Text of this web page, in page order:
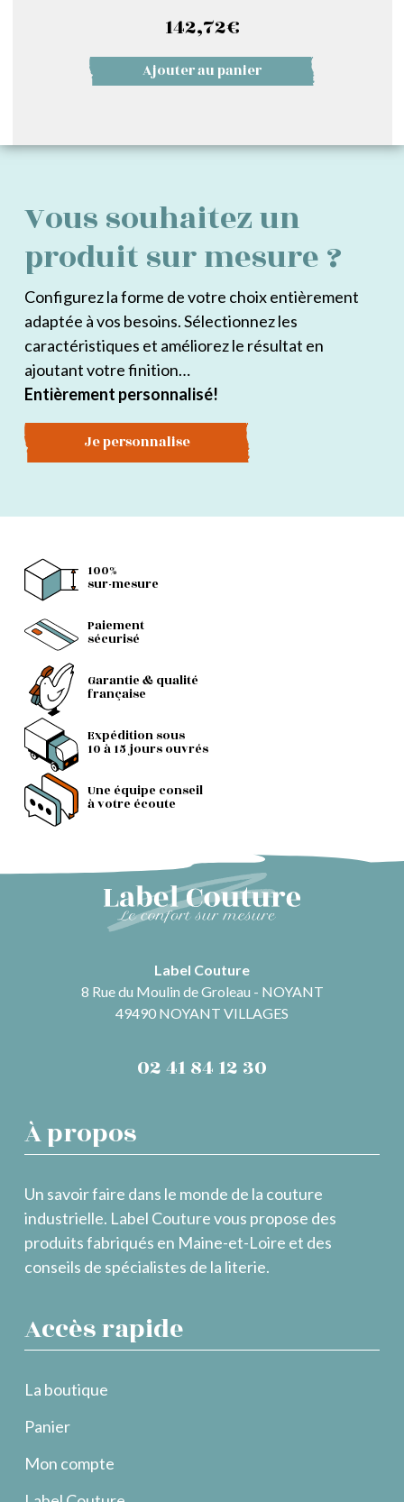
142,72€
Ajouter au panier
Vous souhaitez un
produit sur mesure ?
Configurez la forme de votre choix entièrement
adaptée à vos besoins. Sélectionnez les
caractéristiques et améliorez le résultat en
ajoutant votre finition…
Entièrement personnalisé!
Je personnalise
100%
sur-mesure
Paiement
sécurisé
Garantie & qualité
française
Expédition sous
10 à 15 jours ouvrés
Une équipe conseil
à votre écoute
Label Couture
8 Rue du Moulin de Groleau - NOYANT
49490 NOYANT VILLAGES
02 41 84 12 30
À propos
Un savoir faire dans le monde de la couture
industrielle. Label Couture vous propose des
produits fabriqués en Maine-et-Loire et des
conseils de spécialistes de la literie.
Accès rapide
La boutique
Panier
Mon compte